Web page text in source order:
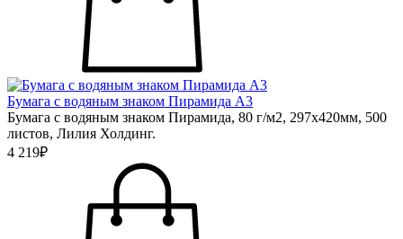
Бумага с водяным знаком Пирамида А3
Бумага с водяным знаком Пирамида, 80 г/м2, 297х420мм, 500
листов, Лилия Холдинг.
4 219₽